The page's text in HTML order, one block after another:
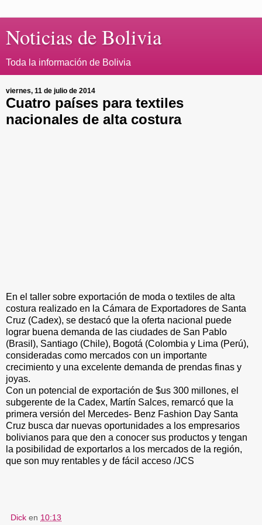
Noticias de Bolivia
Toda la información de Bolivia
viernes, 11 de julio de 2014
Cuatro países para textiles
nacionales de alta costura
En el taller sobre exportación de moda o textiles de alta
costura realizado en la Cámara de Exportadores de Santa
Cruz (Cadex), se destacó que la oferta nacional puede
lograr buena demanda de las ciudades de San Pablo
(Brasil), Santiago (Chile), Bogotá (Colombia y Lima (Perú),
consideradas como mercados con un importante
crecimiento y una excelente demanda de prendas finas y
joyas.
Con un potencial de exportación de $us 300 millones, el
subgerente de la Cadex, Martín Salces, remarcó que la
primera versión del Mercedes- Benz Fashion Day Santa
Cruz busca dar nuevas oportunidades a los empresarios
bolivianos para que den a conocer sus productos y tengan
la posibilidad de exportarlos a los mercados de la región,
que son muy rentables y de fácil acceso /JCS
Dick en 10:13